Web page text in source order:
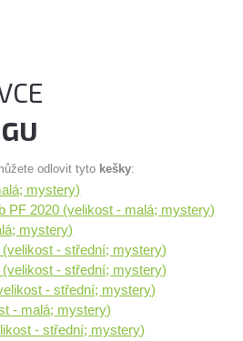
odlovit tyto kešky:
mystery)
PF 2020 (velikost - malá; mystery)
mystery)
- střední; mystery)
- střední; mystery)
- střední; mystery)
- malá; mystery)
- střední; mystery)